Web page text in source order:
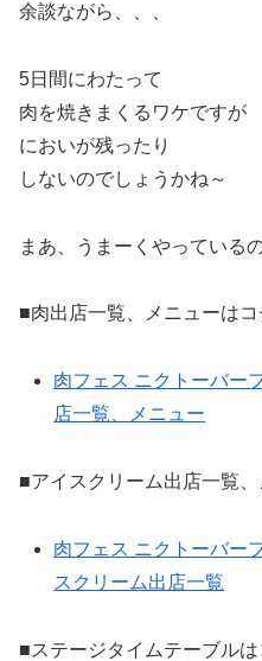
余談ながら、、、
5日間にわたって
肉を焼きまくるワケですが
においが残ったり
しないのでしょうかね～
まあ、うまーくやっている
■肉出店一覧、メニューはコ
肉フェス ニクトーバー
店一覧、メニュー
■アイスクリーム出店一覧、
肉フェス ニクトーバー
スクリーム出店一覧
■ステージタイムテーブルは